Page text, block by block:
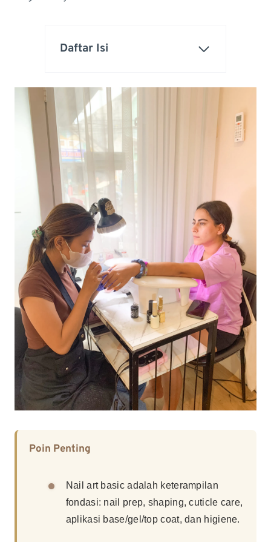
Daftar Isi
Poin Penting
Nail art basic adalah keterampilan
fondasi: nail prep, shaping, cuticle care,
aplikasi base/gel/top coat, dan higiene.